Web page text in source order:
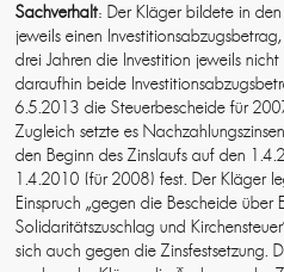
Sachverhalt: Der Kläger bildete in
jeweils einen
drei Jahren die Investition jeweils
daraufhin beide
6.5.2013 die Steuerbescheide für
Zugleich setzte es
den Beginn des Zinslaufs auf den
1.4.2010 (für 2008) fest. Der Kläger
Einspruch „gegen die Bescheide über
Solidaritätszuschlag und
sich auch gegen die Zinsfestsetzung.